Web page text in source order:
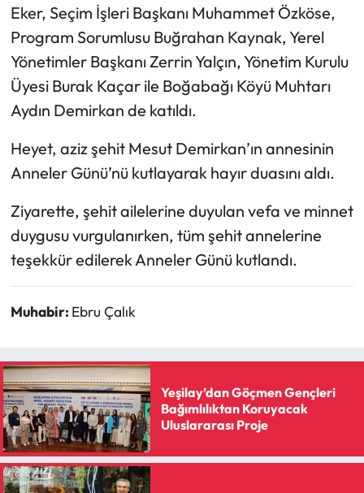
Eker, Seçim İşleri Başkanı Muhammet Özköse,
Program Sorumlusu Buğrahan Kaynak, Yerel
Yönetimler Başkanı Zerrin Yalçın, Yönetim Kurulu
Üyesi Burak Kaçar ile Boğabağı Köyü Muhtarı
Aydın Demirkan de katıldı.
Heyet, aziz şehit Mesut Demirkan’ın annesinin
Anneler Günü’nü kutlayarak hayır duasını aldı.
Ziyarette, şehit ailelerine duyulan vefa ve minnet
duygusu vurgulanırken, tüm şehit annelerine
teşekkür edilerek Anneler Günü kutlandı.
Muhabir: Ebru Çalık
Yeşilay’dan Göçmen Gençleri
Bağımlılıktan Koruyacak
Uluslararası Proje
Mecitözü Haberleri
Oğuzlar Haberleri
Ortaköy Haberleri
Osmancık Haberleri
Resmi İlan
Sağlık
Spor
Sungurlu Haberleri
Turizm